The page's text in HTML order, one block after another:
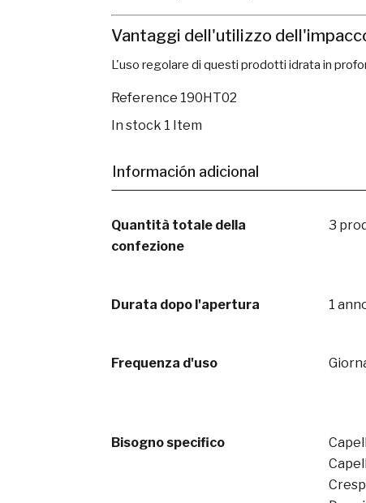
Vantaggi dell'utilizzo
L'uso regolare di questi prodotti idrata in
Reference 190HT02
In stock 1 Item
Información adicional
Quantità totale della
confezione
3
Durata dopo l'apertura 1
Frequenza d'uso
Bisogno specifico